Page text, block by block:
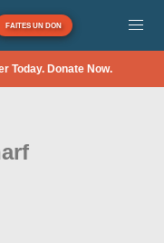
FAITES UN DON
Today. Donate Now.